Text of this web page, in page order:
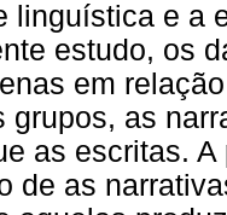
linguística e a
estudo, os
em
grupos, as
as escritas.
de as